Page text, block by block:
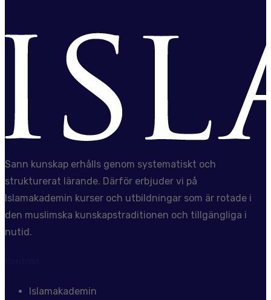
Sann kunskap erhålls genom systematiskt och
strukturerat lärande. Därför erbjuder vi på
Islamakademin kurser och utbildningar som är rotade i
den muslimska kunskapstraditionen och tillgängliga i
nutid.
Islamakademin